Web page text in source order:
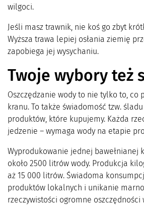
wilgoci.
Jeśli masz trawnik, nie koś go zbyt
Wyższa trawa lepiej osłania ziemię
zapobiega jej wysychaniu.
Twoje wybory też
Oszczędzanie wody to nie tylko to, co
kranu. To także świadomość tzw.
produktów, które kupujemy. Każda
jedzenie – wymaga wody na etapie
Wyprodukowanie jednej bawełnianej
około 2500 litrów wody. Produkcja
aż 15 000 litrów. Świadoma
produktów lokalnych i unikanie
rzeczywistości ogromne oszczędności